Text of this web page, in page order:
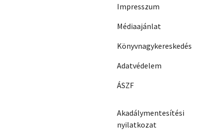
Impresszum
Médiaajánlat
Könyvnagykereskedés
Adatvédelem
ÁSZF
Akadálymentesítési
nyilatkozat